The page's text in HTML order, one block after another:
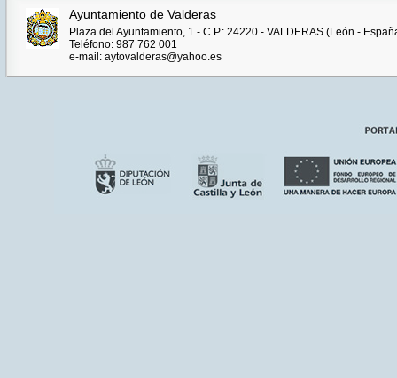
Ayuntamiento de Valderas
Plaza del Ayuntamiento, 1 - C.P.: 24220 - VALDERAS (León -
Teléfono: 987 762 001
e-mail: aytovalderas@yahoo.es